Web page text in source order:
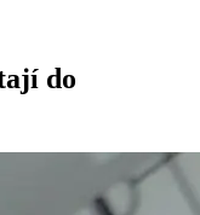
do